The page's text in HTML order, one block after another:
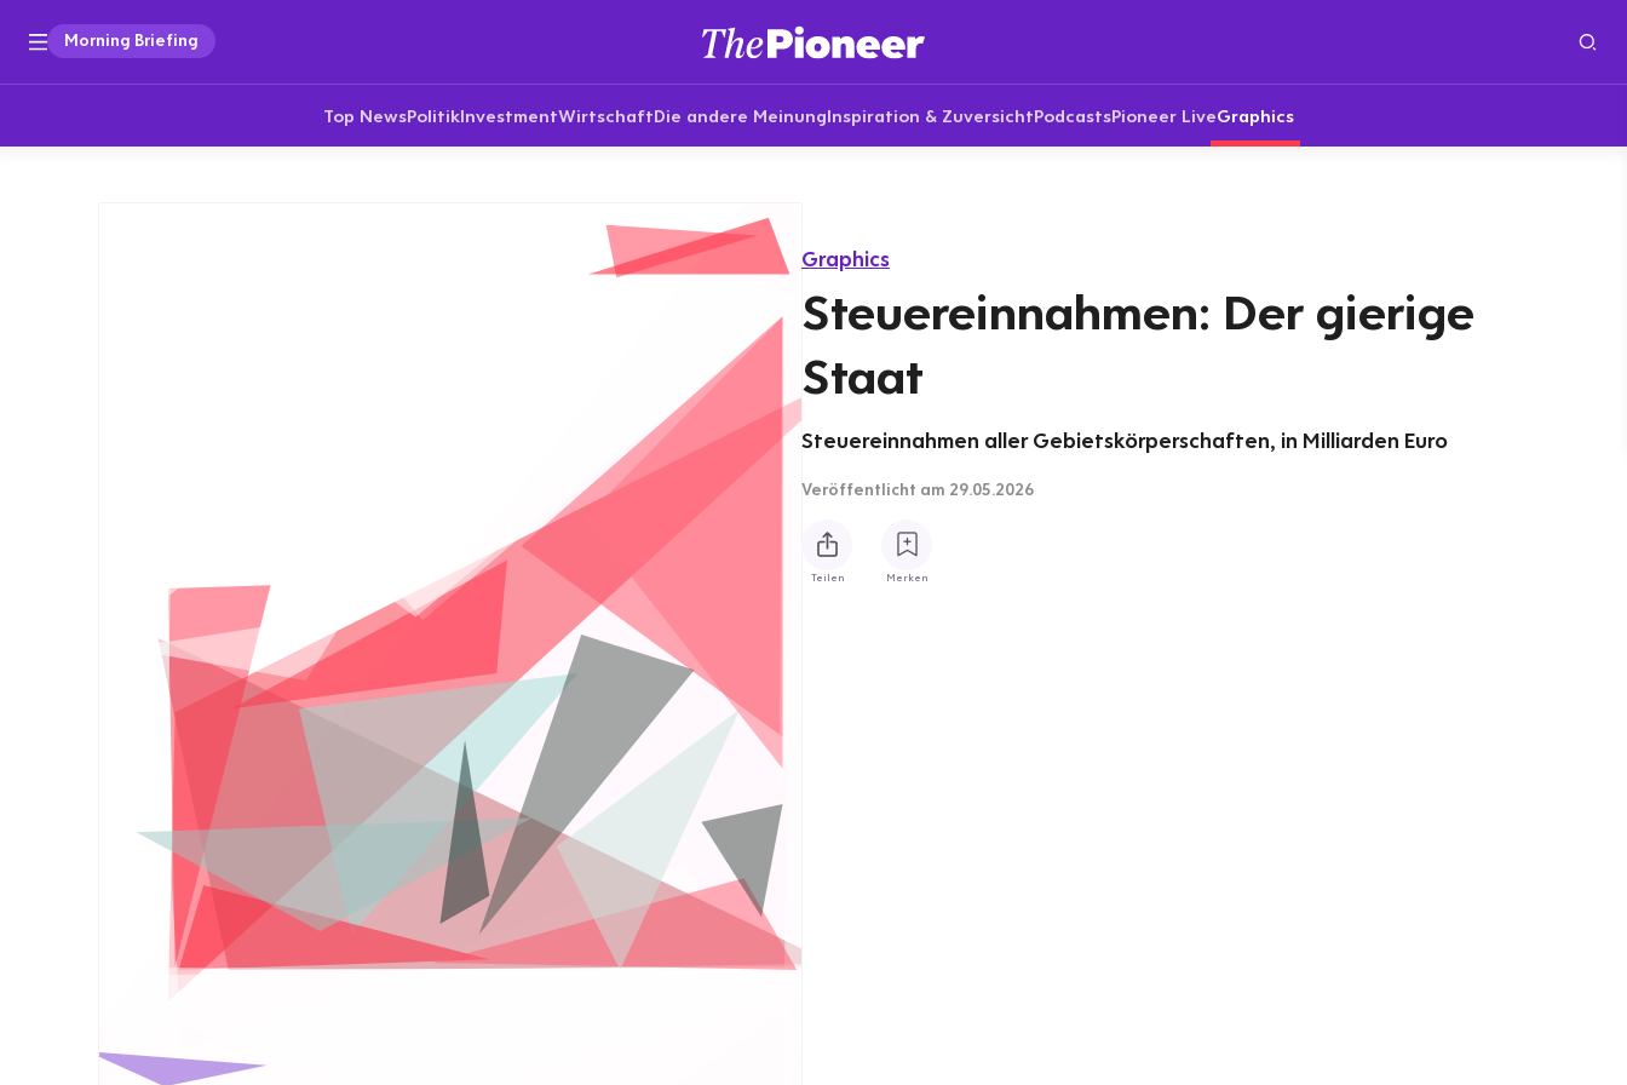
Morning Briefing
Top NewsPolitikInvestmentWirtschaftDie andere MeinungInspiration & ZuversichtPodcastsPioneer LiveGraphics
Graphics
Steuereinnahmen: Der gierige
Staat
Steuereinnahmen aller Gebietskörperschaften, in Milliarden Euro
Veröffentlicht am 29.05.2026
Teilen Merken